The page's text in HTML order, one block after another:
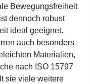
Bewegungsfreiheit
dennoch robust
ideal geeignet.
auch besonders
Materialien,
nach ISO 15797
sie viele weitere